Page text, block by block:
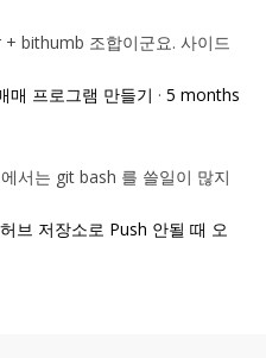
bithumb 조합이군요. 사이드
매 프로그램 만들기 · 5 months
서는 git bash 를 쓸일이 많지
브 저장소로 Push 안될 때 오